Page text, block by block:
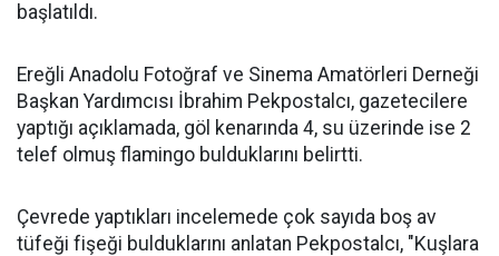
başlatıldı.
Ereğli Anadolu Fotoğraf ve Sinema Amatörleri Derneği
Başkan Yardımcısı İbrahim Pekpostalcı, gazetecilere
yaptığı açıklamada, göl kenarında 4, su üzerinde ise 2
telef olmuş flamingo bulduklarını belirtti.
Çevrede yaptıkları incelemede çok sayıda boş av
tüfeği fişeği bulduklarını anlatan Pekpostalcı, "Kuşlara